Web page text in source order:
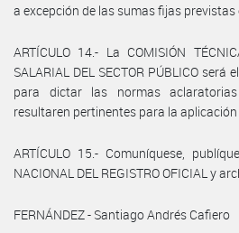
a excepción de las sumas fijas previstas
ARTÍCULO 14.- La COMISIÓN
SALARIAL DEL SECTOR PÚBLICO
para dictar las normas
resultaren pertinentes para la aplicación
ARTÍCULO 15.- Comuníquese,
NACIONAL DEL REGISTRO OFICIAL y
FERNÁNDEZ - Santiago Andrés Cafiero